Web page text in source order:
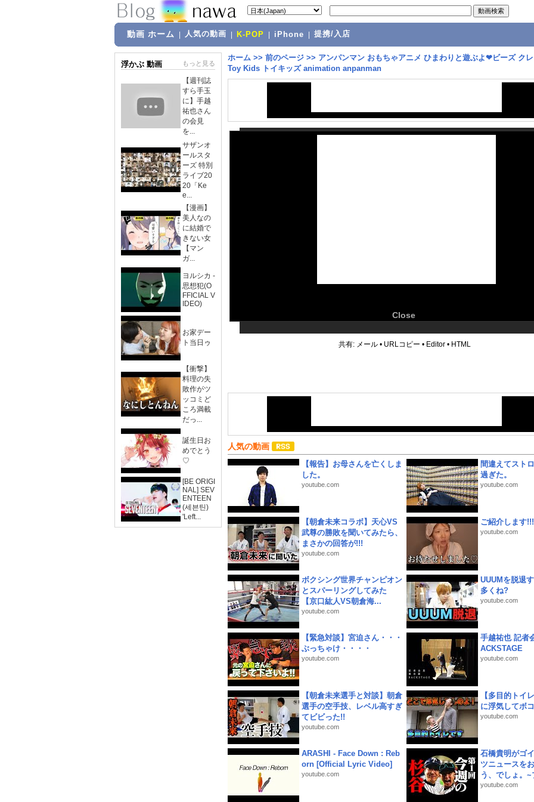
動画 ホーム 人気の動画 K-POP iPhone 提携/入店
浮かぶ 動画 もっと見る
【週刊誌
すら手玉
に】手越
祐也さん
の会見
を...
サザンオ
ールスタ
ーズ 特別
ライブ20
20「Ke
e...
【漫画】
美人なの
に結婚で
きない女
【マン
ガ...
ヨルシカ -
思想犯(O
FFICIAL V
IDEO)
お家デー
ト当日ゥ
【衝撃】
料理の失
敗作がツ
ッコミど
ころ満載
だっ...
誕生日お
めでとう
♡
[BE ORIGI
NAL] SEV
ENTEEN
(세븐틴)
'Left...
ホーム >> 前のページ >> アンパンマン おもちゃアニメ ひまわりと遊ぶよ❤ビーズ ク
Toy Kids トイキッズ animation anpanman
Close
共有: メール • URLコピー • Editor • HTML
人気の動画
【報告】お母さんを亡くしま
した。
youtube.com
間違えてスト
過ぎた。
youtube.com
【朝倉未来コラボ】天心VS
武尊の勝敗を聞いてみたら、
まさかの回答が!!!
youtube.com
ご紹介します!!!
youtube.com
ボクシング世界チャンピオン
とスパーリングしてみた
【京口紘人VS朝倉海...
youtube.com
UUUMを脱退
多くね?
youtube.com
【緊急対談】宮迫さん・・・
ぶっちゃけ・・・・
youtube.com
手越祐也 記者
ACKSTAGE
youtube.com
【朝倉未来選手と対談】朝倉
選手の空手技、レベル高すぎ
てビビった!!
youtube.com
【多目的トイ
に浮気してボ
youtube.com
ARASHI - Face Down : Reb
orn [Official Lyric Video]
youtube.com
石橋貴明がゴ
ツニュースを
う、でしょ。~
youtube.com